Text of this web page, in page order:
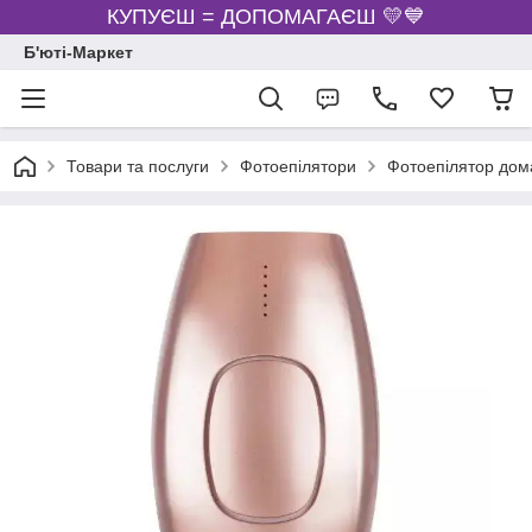
КУПУЄШ = ДОПОМАГАЄШ 💛💙
Б'юті-Маркет
Товари та послуги Фотоепілятори Фотоепілятор